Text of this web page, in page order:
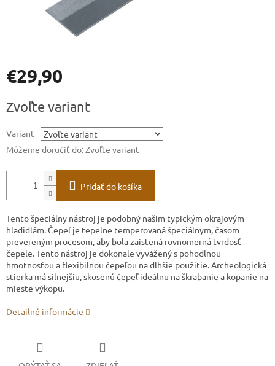
€29,90
cena:
Zvoľte variant
Variant
Môžeme doručiť do:Zvoľte variant
Pridať do košíka
Tento špeciálny nástroj je podobný našim typickým okrajovým
hladidlám. Čepeľ je tepelne temperovaná špeciálnym, časom
prevereným procesom, aby bola zaistená rovnomerná tvrdosť
čepele. Tento nástroj je dokonale vyvážený s pohodlnou
hmotnosťou a flexibilnou čepeľou na dlhšie použitie. Archeologická
stierka má silnejšiu, skosenú čepeľ ideálnu na škrabanie a kopanie na
mieste výkopu.
Detailné informácie